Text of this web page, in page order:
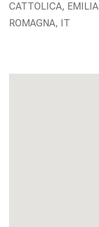
CATTOLICA, EMILIA
ROMAGNA, IT